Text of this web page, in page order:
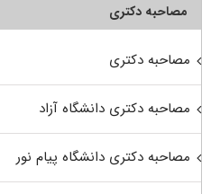
مصاحبه دکتری
مصاحبه دکتری
مصاحبه دکتری دانشگاه آزاد
مصاحبه دکتری دانشگاه پیام نور